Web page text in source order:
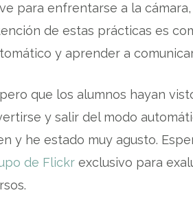
para enfrentarse a la
de estas prácticas es
y aprender a
que los alumnos hayan
y salir del modo
y he estado muy agusto.
de Flickr exclusivo para